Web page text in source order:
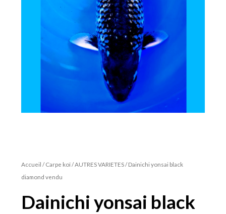
Accueil /Carpe koï/AUTRES VARIETES/ Dainichi yonsai black
diamond vendu
Dainichi yonsai black